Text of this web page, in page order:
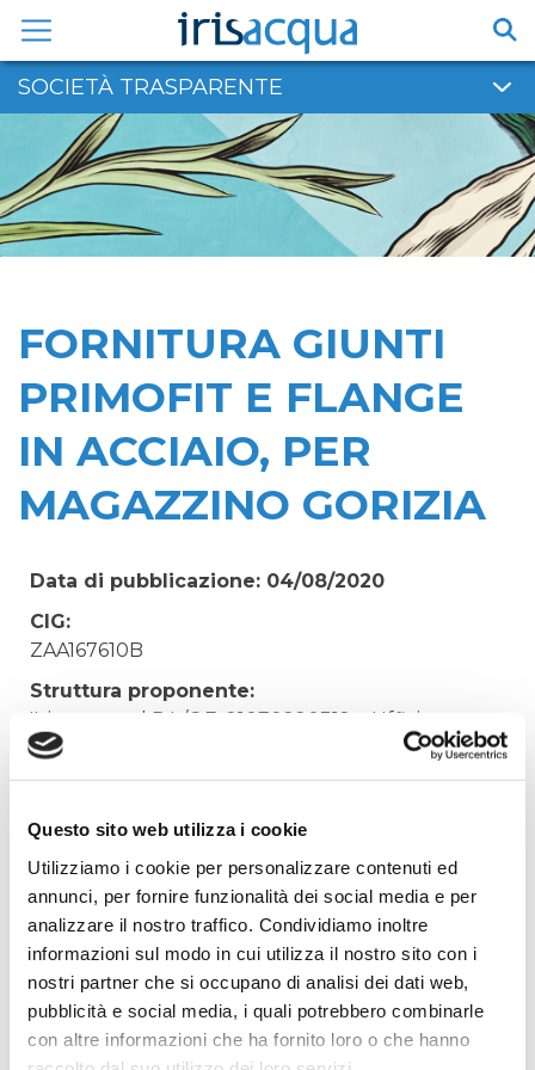
Questo sito web utilizza i cookie
Utilizziamo i cookie per personalizzare contenuti ed
annunci, per fornire funzionalità dei social media e per
analizzare il nostro traffico. Condividiamo inoltre
informazioni sul modo in cui utilizza il nostro sito con i
nostri partner che si occupano di analisi dei dati web,
pubblicità e social media, i quali potrebbero combinarle
con altre informazioni che ha fornito loro o che hanno
contenuto
SOCIETÀ TRASPARENTE
FORNITURA GIUNTI
PRIMOFIT E FLANGE
IN ACCIAIO, PER
MAGAZZINO GORIZIA
Data di pubblicazione: 04/08/2020
CIG:
ZAA167610B
Struttura proponente:
'Irisacqua srl P.I./C.F. 01070220312. - Ufficio
Tecnico
Oggetto:
FORNITURA GIUNTI PRIMOFIT E FLANGE IN
ACCIAIO, PER MAGAZZINO GORIZIA
Elenco operatori invitati:
Codice Fiscale:
Procedura di scelta:
Affidamento ai sensi del Regolamento Generale
Aziendale per Lavori Servizi e Forniture (art.238,
comma 7 d.lgs. 163/2006)